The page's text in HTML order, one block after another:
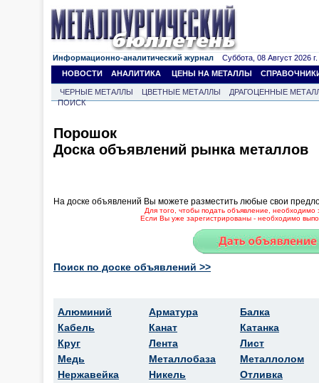
Информационно-аналитический журнал Суббота, 08 Август 2026 г.
НОВОСТИ
АНАЛИТИКА ЦЕНЫ НА МЕТАЛЛЫ
ЧЕРНЫЕ МЕТАЛЛЫ ЦВЕТНЫЕ МЕТАЛЛЫ
ДРАГОЦЕННЫЕ
ПОИСК
Порошок
Доска объявлений рынка металлов
На доске объявлений Вы можете разместить любые свои
Для того, чтобы подать объявление, необходимо
Если Вы уже зарегистрированы - необходимо
Поиск по доске объявлений >>
Алюминий
Кабель
Круг
Медь
Нержавейка
Арматура
Канат
Лента
Металлобаза
Никель
Балка
Катанка
Лист
Металлолом
Отливка